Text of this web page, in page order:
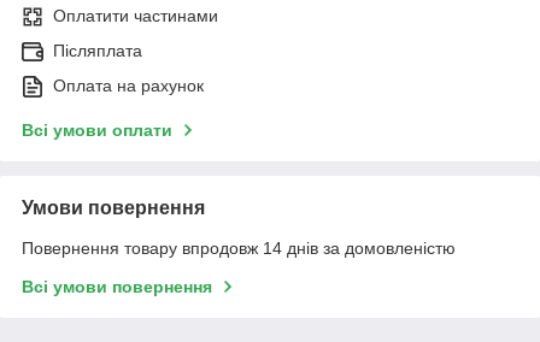
Оплатити частинами
Післяплата
Оплата на рахунок
Всі умови оплати
Умови повернення
Повернення товару впродовж 14 днів за домовленістю
Всі умови повернення